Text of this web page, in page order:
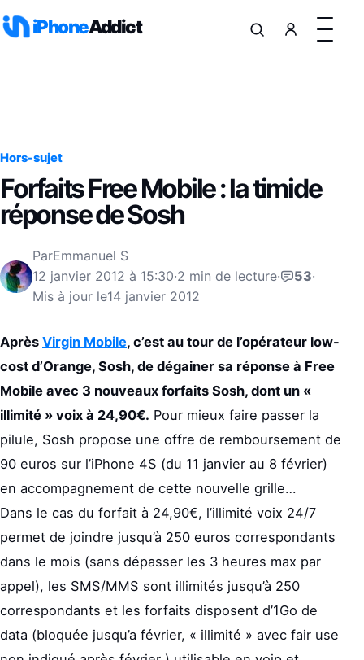
iPhoneAddict
Hors-sujet
Forfaits Free Mobile : la timide
réponse de Sosh
ParEmmanuel S
12 janvier 2012 à 15:30·2 min de lecture· 53·
Mis à jour le14 janvier 2012
Après Virgin Mobile, c’est au tour de l’opérateur low-
cost d’Orange, Sosh, de dégainer sa réponse à Free
Mobile avec 3 nouveaux forfaits Sosh, dont un «
illimité » voix à 24,90€. Pour mieux faire passer la
pilule, Sosh propose une offre de remboursement de
90 euros sur l’iPhone 4S (du 11 janvier au 8 février)
en accompagnement de cette nouvelle grille…
Dans le cas du forfait à 24,90€, l’illimité voix 24/7
permet de joindre jusqu’à 250 euros correspondants
dans le mois (sans dépasser les 3 heures max par
appel), les SMS/MMS sont illimités jusqu’à 250
correspondants et les forfaits disposent d’1Go de
data (bloquée jusqu’a février, « illimité » avec fair use